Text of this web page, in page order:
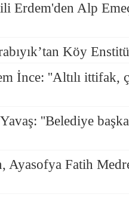
Erdem'den Alp
Köy
İnce: ''Altılı ittifak,
''Belediye
Ayasofya Fatih